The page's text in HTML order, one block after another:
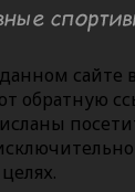
сайте
обратную